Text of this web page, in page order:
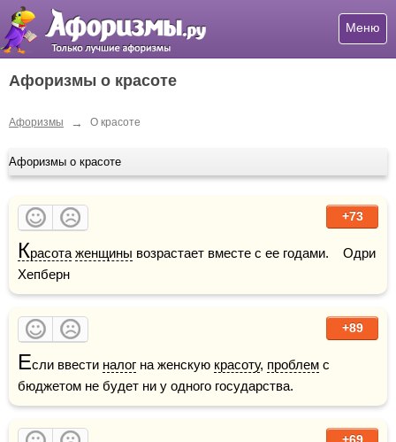
Меню
Афоризмы о красоте
Афоризмы → О красоте
Афоризмы о красоте
+73
Красота женщины возрастает вместе с ее годами.    Одри
Хепберн
+89
Если ввести налог на женскую красоту, проблем с
бюджетом не будет ни у одного государства.
+69